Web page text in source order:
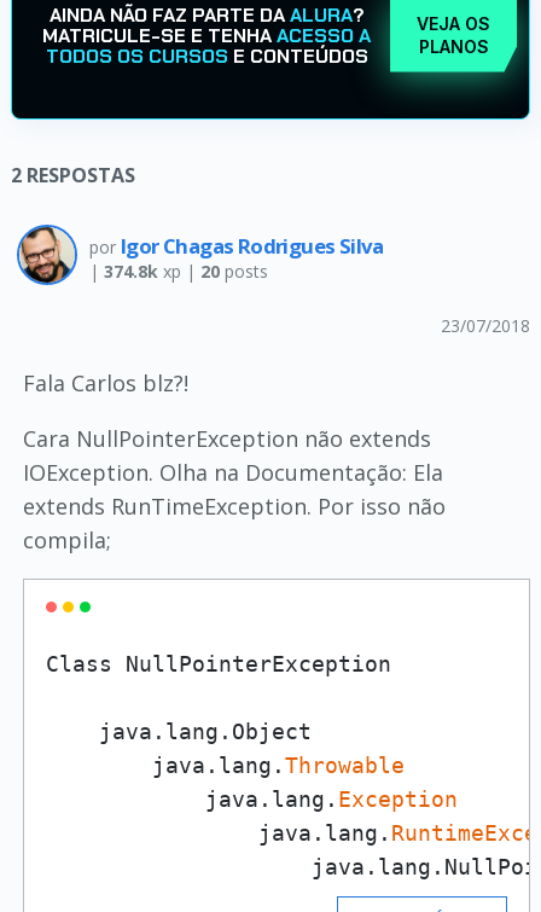
AINDA NÃO FAZ PARTE DAALURA?
MATRICULE-SE E TENHAACESSO A
TODOS OS CURSOS E CONTEÚDOS
VEJA OS
PLANOS
2 RESPOSTAS
por Igor Chagas Rodrigues Silva
| 374.8kxp | 20posts
23/07/2018
Fala Carlos blz?!
Cara NullPointerException não extends
IOException. Olha na Documentação: Ela
extends RunTimeException. Por isso não
compila;
Class NullPointerException
    java.lang.Object
        java.lang.
Throwable
            java.lang.
Exception
                java.lang.